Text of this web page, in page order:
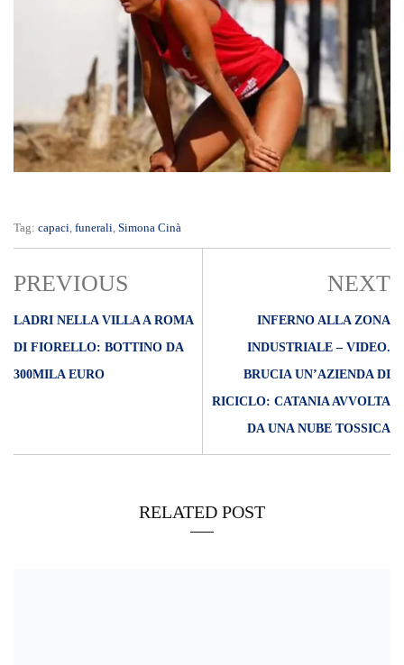
Tag: capaci funerali Simona Cinà
PREVIOUS
LADRI NELLA VILLA A ROMA
DI FIORELLO: BOTTINO DA
300MILA EURO
NEXT
INFERNO ALLA ZONA
INDUSTRIALE – VIDEO.
BRUCIA UN’AZIENDA DI
RICICLO: CATANIA AVVOLTA
DA UNA NUBE TOSSICA
RELATED POST